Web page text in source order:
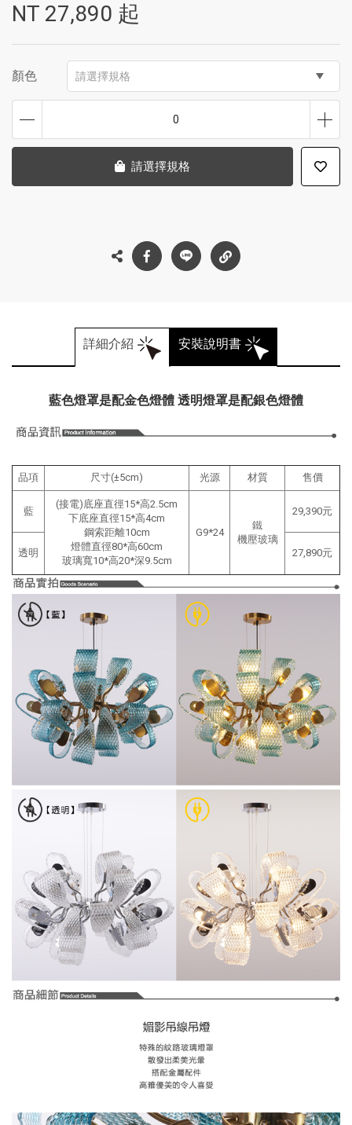
NT 27,890 起
顏色 請選擇規格
0
請選擇規格
詳細介紹 安裝說明書
藍色燈罩是配金色燈體 透明燈罩是配銀色燈體
品項 尺寸(±5cm) 光源 材質 售價
藍
(接電)底座直徑15*高2.5cm
下底座直徑15*高4cm
鋼索距離10cm
燈體直徑80*高60cm
玻璃寬10*高20*深9.5cm
G9*24
鐵
機壓玻璃
29,390元
透明 27,890元
點擊說明書圖片，可下載［安裝說明書］